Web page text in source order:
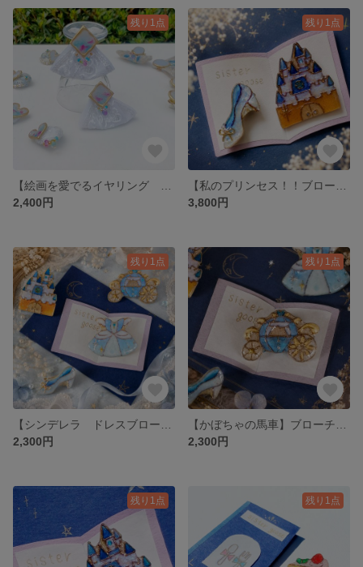
残り1点
2,400円
残り1点
3,800円
残り1点
2,300円
残り1点
2,300円
残り1点 残り1点